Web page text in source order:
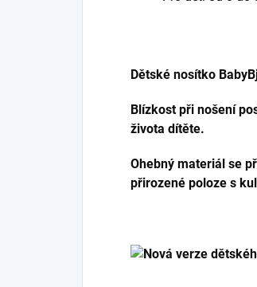
Dětské nosítko
Blízkost při nošení
života dítěte.
Ohebný materiál se
přirozené poloze s